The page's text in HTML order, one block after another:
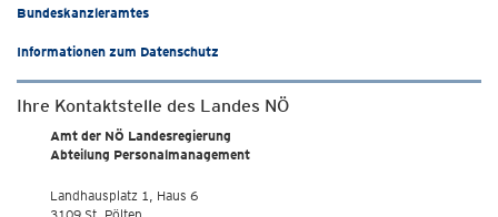
Bundeskanzleramtes
Informationen zum Datenschutz
Ihre Kontaktstelle des Landes NÖ
Amt der NÖ Landesregierung
Abteilung Personalmanagement
Landhausplatz 1, Haus 6